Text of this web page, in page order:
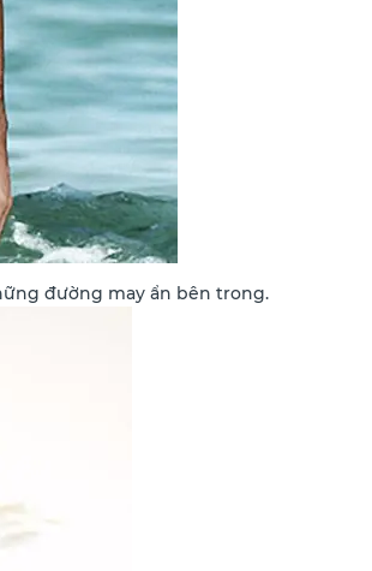
đường may ẩn bên trong.